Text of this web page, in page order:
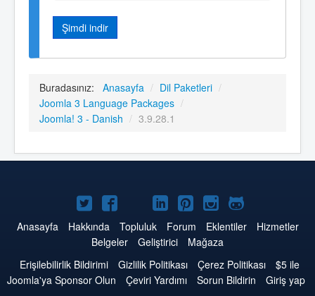
Şimdi indir
Buradasınız: Anasayfa / Dil Paketleri /
Joomla 3 Language Packages /
Joomla! 3 - Danish / 3.9.28.1
Twitter'da
Joomla
Facebook'da
Joomla
YouTube'da
Joomla
LinkedIn'de
Joomla
Pinterest'de
Joomla
Instagram'da
Joomla
GitHub'da
Joomla
Anasayfa Hakkında Topluluk Forum Eklentiler
Hizmetler
Belgeler
Geliştirici
Mağaza
Erişilebilirlik Bildirimi
Gizlilik Politikası Çerez Politikası
$5 ile
Joomla'ya Sponsor Olun
Çeviri Yardımı Sorun Bildirin
Giriş yap